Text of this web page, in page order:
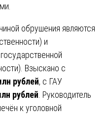
обрушения являются
и
Взыскано с
рублей, с ГАУ
рублей . Руководитель
к уголовной